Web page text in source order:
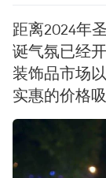
距离2024年
诞气氛已经
装饰品市场
实惠的价格